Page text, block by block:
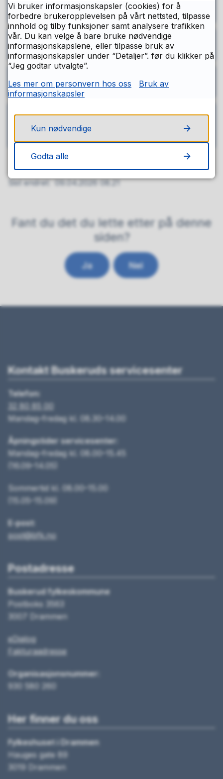
Oversikt over miljøtilstand og påvirkninger
Miljøtilstanden i Oslofjorden
Prosjekter om vann
tiltak i vassdrag
Sist endret 09.04.2026 08.21
Fant du det du lette etter på denne
siden?
Ja Nei
Kontakt Buskeruds servicesenter
Telefon:
32 80 85 00
Mandag–fredag kl. 08.30–14.00
Åpningstider servicesenter:
Mandag–fredag kl. 08.00–15.45
(16.09–14.05)
Sommertid kl. 08.00–15.00
(15.05–15.09)
E-post:
post@bfk.no
Postadresse
Buskerud fylkeskommune
Postboks 3563
3007 Drammen
eDialog
Fakturaadresse
Organisasjonsnummer:
930 580 260
Her finner du oss
Fylkeshuset i Drammen
Hauges gate 89
3019 Drammen
Vi bruker informasjonskapsler (cookies) for å
forbedre brukeropplevelsen på vårt nettsted, tilpasse
innhold og tilby funksjoner samt analysere trafikken
vår. Du kan velge å bare bruke nødvendige
informasjonskapslene, eller tilpasse bruk av
informasjonskapsler under “Detaljer”. før du klikker på
“Jeg godtar utvalgte”.
Les mer om personvern hos oss
Bruk av
informasjonskapsler
Kun nødvendige
Godta alle